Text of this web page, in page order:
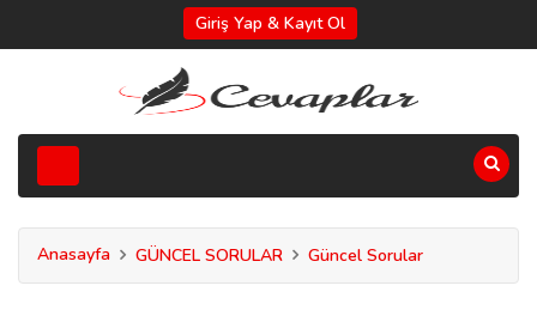
Giriş Yap & Kayıt Ol
Anasayfa GÜNCEL SORULAR Güncel Sorular